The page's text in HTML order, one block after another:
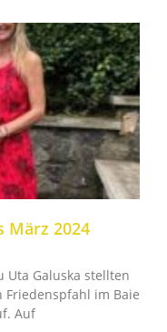
März 2024​
Uta Galuska stellten
Friedenspfahl im Baie
Auf